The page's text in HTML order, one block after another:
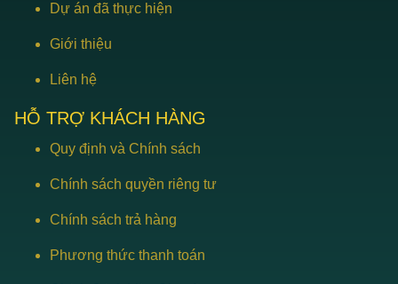
Dự án đã thực hiện
Giới thiệu
Liên hệ
HỖ TRỢ KHÁCH HÀNG
Quy định và Chính sách
Chính sách quyền riêng tư
Chính sách trả hàng
Phương thức thanh toán